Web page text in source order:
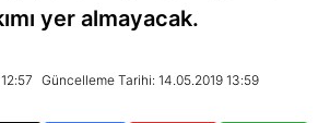
yer almayacak.
Güncelleme Tarihi: 14.05.2019 13:59